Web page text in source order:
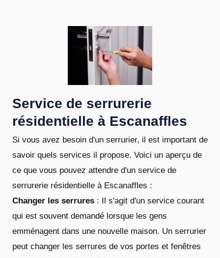
Service de serrurerie
résidentielle à Escanaffles
Si vous avez besoin d'un serrurier, il est important de
savoir quels services il propose. Voici un aperçu de
ce que vous pouvez attendre d'un service de
serrurerie résidentielle à Escanaffles :
Changer les serrures : Il s'agit d'un service courant
qui est souvent demandé lorsque les gens
emménagent dans une nouvelle maison. Un serrurier
peut changer les serrures de vos portes et fenêtres